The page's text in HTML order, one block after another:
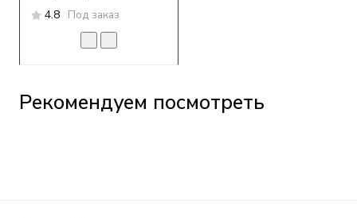
4.8 Под заказ
Рекомендуем посмотреть